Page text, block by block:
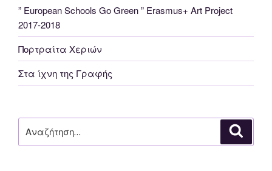
” European Schools Go Green ” Erasmus+ Αrt Project
2017-2018
Πορτραίτα Χεριών
Στα ίχνη της Γραφής
για: